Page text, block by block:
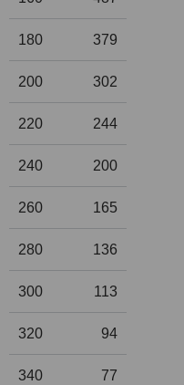
180 379
200 302
220 244
240 200
260 165
280 136
300 113
320 94
340 77